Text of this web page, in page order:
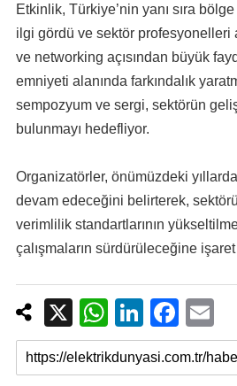
Etkinlik, Türkiye’nin yanı sıra
ilgi gördü ve sektör profesyonelleri
ve networking açısından büyük
emniyeti alanında farkındalık
sempozyum ve sergi, sektörün
bulunmayı hedefliyor.
Organizatörler, önümüzdeki
devam edeceğini belirterek,
verimlilik standartlarının
çalışmaların sürdürüleceğine
X
W
h
at
Li
n
k
F
a
c
m